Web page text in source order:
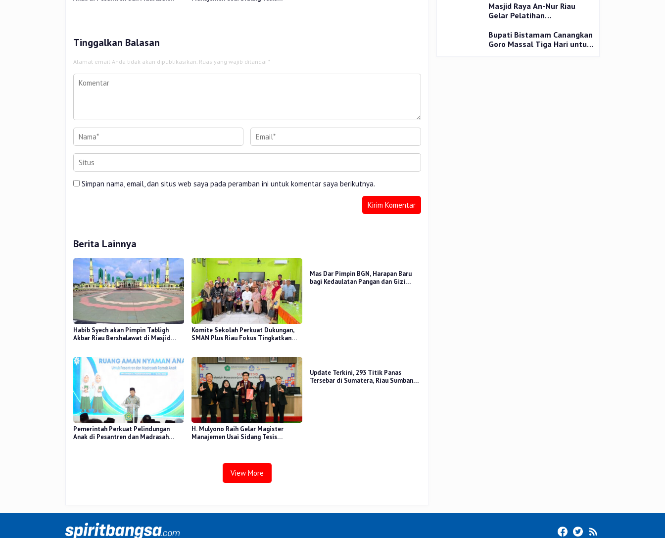
Tinggalkan Balasan
Alamat email Anda tidak akan dipublikasikan. Ruas yang wajib ditandai *
Simpan nama, email, dan situs web saya pada peramban ini untuk komentar saya berikutnya.
Berita Lainnya
Habib Syech akan Pimpin Tabligh
Akbar Riau Bershalawat di Masjid
Komite Sekolah Perkuat Dukungan,
SMAN Plus Riau Fokus Tingkatkan
Mas Dar Pimpin BGN, Harapan Baru
bagi Kedaulatan Pangan dan Gizi
Pemerintah Perkuat Pelindungan
Anak di Pesantren dan Madrasah
H. Mulyono Raih Gelar Magister
Manajemen Usai Sidang Tesis
Update Terkini, 293 Titik Panas
Tersebar di Sumatera, Riau Sumbang
View More
Masjid Raya An-Nur Riau
Gelar Pelatihan
Langsung Praktik dan Gratis
Bupati Bistamam Canangkan
Goro Massal Tiga Hari untuk